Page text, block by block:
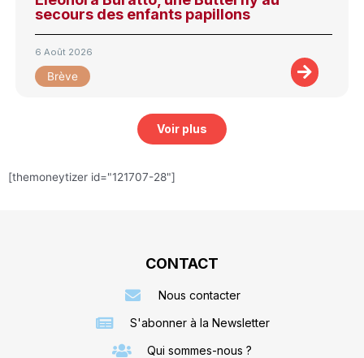
secours des enfants papillons
6 Août 2026
Brève
Voir plus
[themoneytizer id="121707-28"]
CONTACT
Nous contacter
S'abonner à la Newsletter
Qui sommes-nous ?